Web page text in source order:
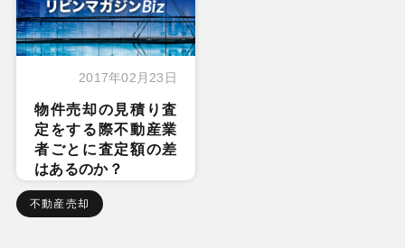
2017年02月23日
物件売却の見積り査
定をする際不動産業
者ごとに査定額の差
はあるのか？
不動産売却